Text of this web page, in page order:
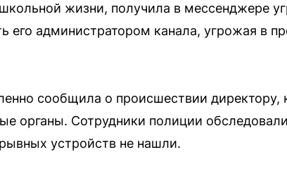
жизни, получила в мессенджере
его администратором канала, угрожая в
сообщила о происшествии директору,
органы. Сотрудники полиции
устройств не нашли.